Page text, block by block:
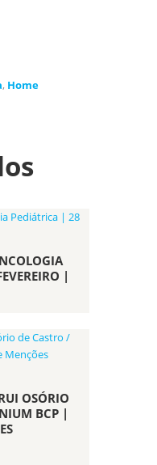
, Home
|
OSÓRIO
BCP |